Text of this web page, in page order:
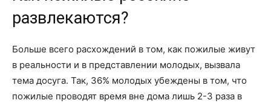
развлекаются?
Больше всего расхождений в том, как пожилые живут
в реальности и в представлении молодых, вызвала
тема досуга. Так, 36% молодых убеждены в том, что
пожилые проводят время вне дома лишь 2-3 раза в